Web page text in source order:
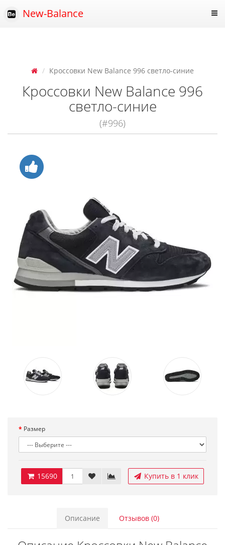
New-Balance
Кроссовки New Balance 996 светло-синие
Кроссовки New Balance 996
светло-синие
(#996)
Размер
15690 Купить в 1 клик
Описание Отзывов (0)